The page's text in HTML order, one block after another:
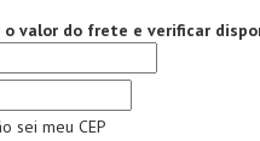
o valor do frete e verificar
sei meu CEP